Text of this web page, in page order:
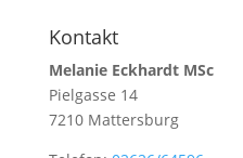
Kontakt
Melanie Eckhardt MSc
Pielgasse 14
7210 Mattersburg